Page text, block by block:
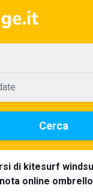
Cerca
di kitesurf
online